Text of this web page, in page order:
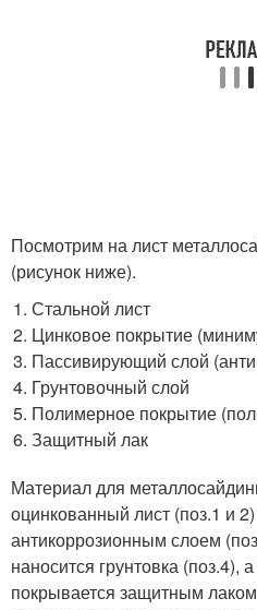
Посмотрим на лист
(рисунок ниже).
Стальной лист
Цинковое покрытие
Пассивирующий слой
Грунтовочный слой
Полимерное покрытие
Защитный лак
Материал для
оцинкованный лист (поз.1 и
антикоррозионным слоем
наносится грунтовка (поз.4),
покрывается защитным